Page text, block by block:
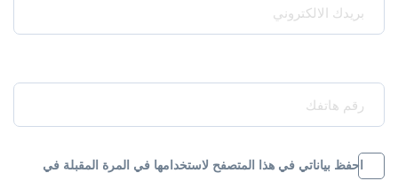
احفظ بياناتي في هذا المتصفح لاستخدامها في المرة المقبلة في